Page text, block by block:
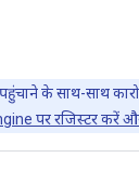
के साथ-साथ
पर रजिस्टर करें